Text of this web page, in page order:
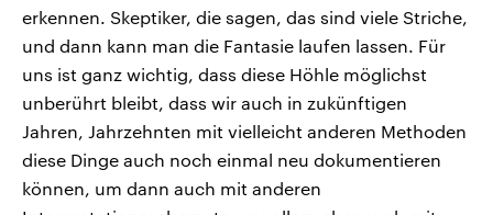
erkennen. Skeptiker, die sagen, das sind viele Striche,
und dann kann man die Fantasie laufen lassen. Für
uns ist ganz wichtig, dass diese Höhle möglichst
unberührt bleibt, dass wir auch in zukünftigen
Jahren, Jahrzehnten mit vielleicht anderen Methoden
diese Dinge auch noch einmal neu dokumentieren
können, um dann auch mit anderen